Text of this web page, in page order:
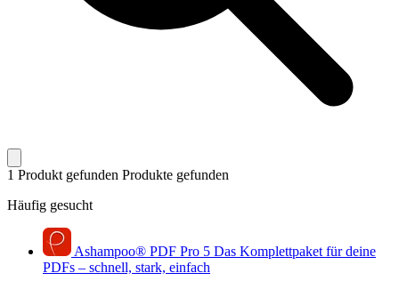
1 Produkt gefunden Produkte gefunden
Häufig gesucht
Ashampoo® PDF Pro 5 Das Komplettpaket für deine
PDFs – schnell, stark, einfach